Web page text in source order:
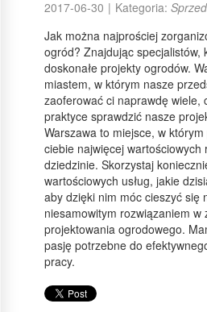
2017-06-30 | Kategoria:
Jak można najprościej
ogród? Znajdując specjalistów,
doskonałe projekty ogrodów.
miastem, w którym nasze
zaoferować ci naprawdę wiele,
praktyce sprawdzić nasze
Warszawa to miejsce, w
ciebie najwięcej wartościowych
dziedzinie. Skorzystaj
wartościowych usług, jakie
aby dzięki nim móc cieszyć się
niesamowitym rozwiązaniem w
projektowania ogrodowego.
pasję potrzebne do
pracy.